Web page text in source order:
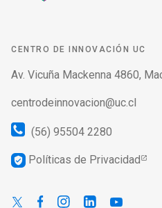
CENTRO DE INNOVACIÓN UC
Av. Vicuña Mackenna 4860,
centrodeinnovacion@uc.cl
(56) 95504 2280
verified_user Políticas de Privacidad